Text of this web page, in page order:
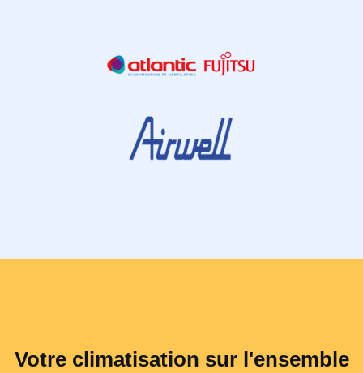
Votre climatisation sur l'ensemble